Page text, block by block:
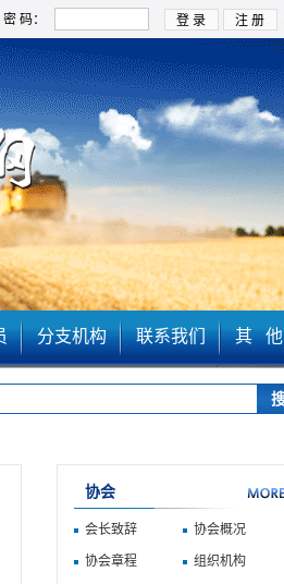
密 码：
分支机构 联系我们 其 他
协会
会长致辞 协会概况
协会章程 组织机构